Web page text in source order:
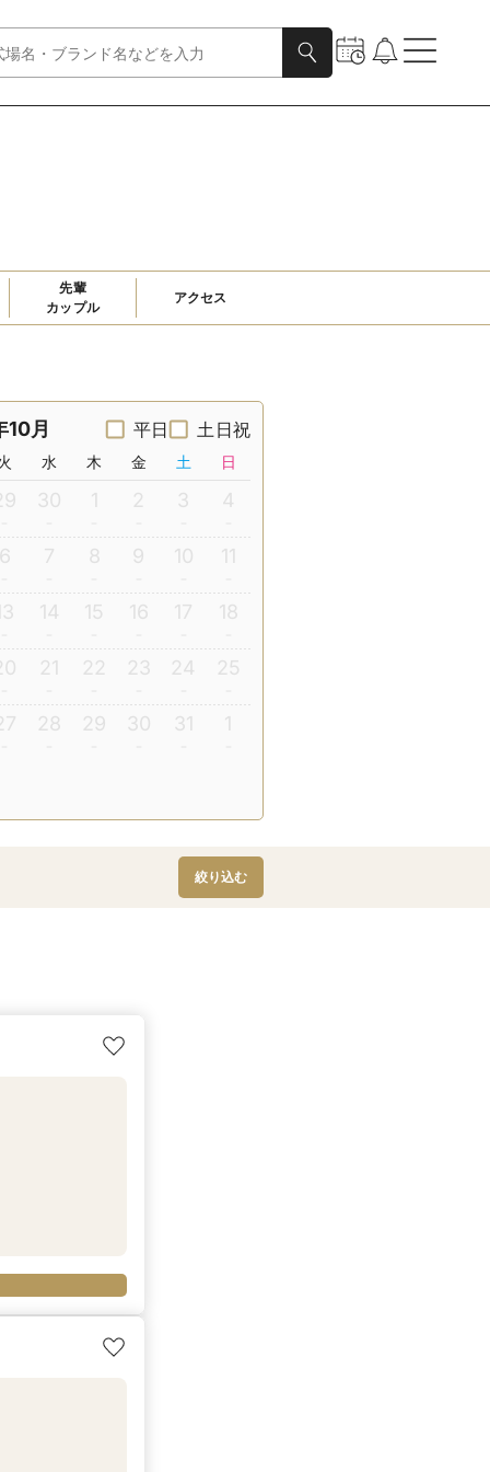
先輩
カップル
アクセス
月 平日 土日祝
水 木 金 土 日
30 1 2 3 4
7 8 9 10 11
14 15 16 17 18
21 22 23 24 25
28 29 30 31 1
絞り込む